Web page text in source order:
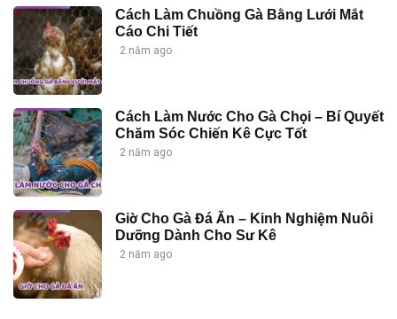
Cách Làm Chuồng Gà Bằng Lưới Mắt
Cáo Chi Tiết
2 năm ago
Cách Làm Nước Cho Gà Chọi – Bí Quyết
Chăm Sóc Chiến Kê Cực Tốt
2 năm ago
Giờ Cho Gà Đá Ăn – Kinh Nghiệm Nuôi
Dưỡng Dành Cho Sư Kê
2 năm ago